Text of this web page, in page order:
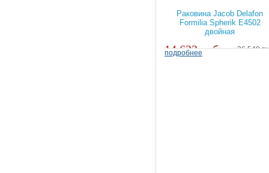
Раковина Jacob Delafon
Formilia Spherik E4502
двойная
26 540
14 633 руб.
подробнее